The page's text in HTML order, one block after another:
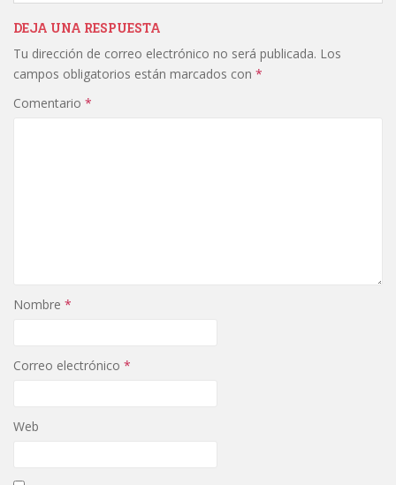
DEJA UNA RESPUESTA
Tu dirección de correo electrónico no será publicada. Los
campos obligatorios están marcados con *
Comentario *
Nombre *
Correo electrónico *
Web